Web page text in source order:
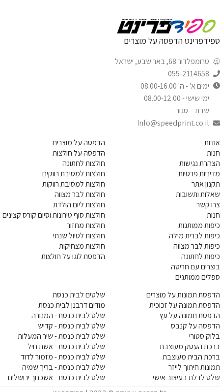
ספידפרינט הדפסה על מוצרים
טרומפלדור 68, באר שבע, ישראל
055-2114658
ימים א' - ה' 08.00-16.00
ימי שישי - 08.00-12.00
שבת – סגור
Info@speedprint.co.il
אודות
חנות
הצהרת נגישות
מדיניות פרטיות
תקנון אתר
שאלות ותשובות
צרו קשר
חנות
כיפות ממותגות
כיפות לברית מילה
כיפות לבר מצווה
כיפות לחתונה
בוצרים עם חריטה
ספלים ממותגים
הדפסה על מוצרים
הדפסה על חולצות
חולצות לחתונה
חולצות למסיבת רווקים
חולצות למסיבת רווקות
חולצות לבר מצווה
חולצות ליום הולדת
חולצות סוף טירונות וסיום קורס קצינים
חולצות מחזור
חולצות לטיול שנתי
חולצות מצחיקות
הדפסת לוגו על חולצות
הדפסת תמונות על מוצרים
הדפסת תמונה על זכוכית
הדפסת תמונה על עץ
הדפסה על קנבס
בלוק סטורי
ברכת העסק מעוצבת
ברכת הבית מעוצבת
תמונות חיתוך לייזר
שלט לדלת בעיצוב אישי
שלטים לבית כנסת
מודים דרבנן לבית כנסת
שלט לבית כנסת - המנורה
שלט לבית כנסת - קדיש
שלט לבית כנסת - שיר המעלות
שלט לבית כנסת - אשת חיל
שלט לבית כנסת - מזמור לדוד
שלט לבית כנסת - בריך שמיה
שלט לבית כנסת - אשכחך ירושלים